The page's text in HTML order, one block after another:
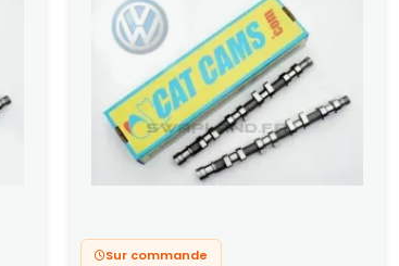
Sur commande